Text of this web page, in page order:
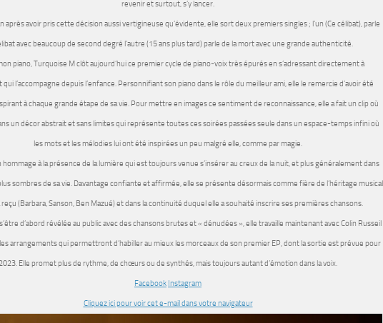
revenir et surtout, s’y lancer.
après avoir pris cette décision aussi vertigineuse qu’évidente, elle sort deux premiers singles ; l’un (Ce célibat), parle
avec beaucoup de second degré l’autre (15 ans plus tard) parle de la mort avec une grande authenticité.
piano, Turquoise M clôt aujourd’hui ce premier cycle de piano-voix très épurés en s’adressant directement à
qui l’accompagne depuis l’enfance. Personnifiant son piano dans le rôle du meilleur ami, elle le remercie d’avoir été
à chaque grande étape de sa vie. Pour mettre en images ce sentiment de reconnaissance, elle a fait un clip où
un décor abstrait et sans limites qui représente toutes ces soirées passées seule dans un espace-temps infini où
les mots et les mélodies lui ont été inspirées un peu malgré elle, comme par magie.
hommage à la présence de la lumière qui est toujours venue s’insérer au creux de la nuit, et plus généralement dans
sombres de sa vie. Davantage confiante et affirmée, elle se présente désormais comme fière de l’héritage musical
reçu (Barbara, Sanson, Ben Mazué) et dans la continuité duquel elle a souhaité inscrire ses premières chansons.
d’abord révélée au public avec des chansons brutes et « dénudées », elle travaille maintenant avec Colin Russeil
arrangements qui permettront d’habiller au mieux les morceaux de son premier EP, dont la sortie est prévue pour
Elle promet plus de rythme, de chœurs ou de synthés, mais toujours autant d’émotion dans la voix.
Facebook Instagram
Cliquez ici pour voir cet e-mail dans votre navigateur